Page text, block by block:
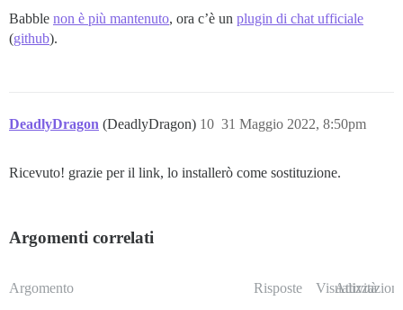
Babble non è più mantenuto, ora c’è un plugin di chat ufficiale
(github).
DeadlyDragon (DeadlyDragon) 31 Maggio 2022, 8:50pm
10
Ricevuto! grazie per il link, lo installerò come sostituzione.
Argomenti correlati
Argomento Risposte Visualizzazioni
Attività